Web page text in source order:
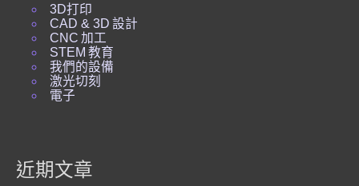
3D打印
CAD & 3D 設計
CNC 加工
STEM 教育
我們的設備
激光切刻
電子
近期文章